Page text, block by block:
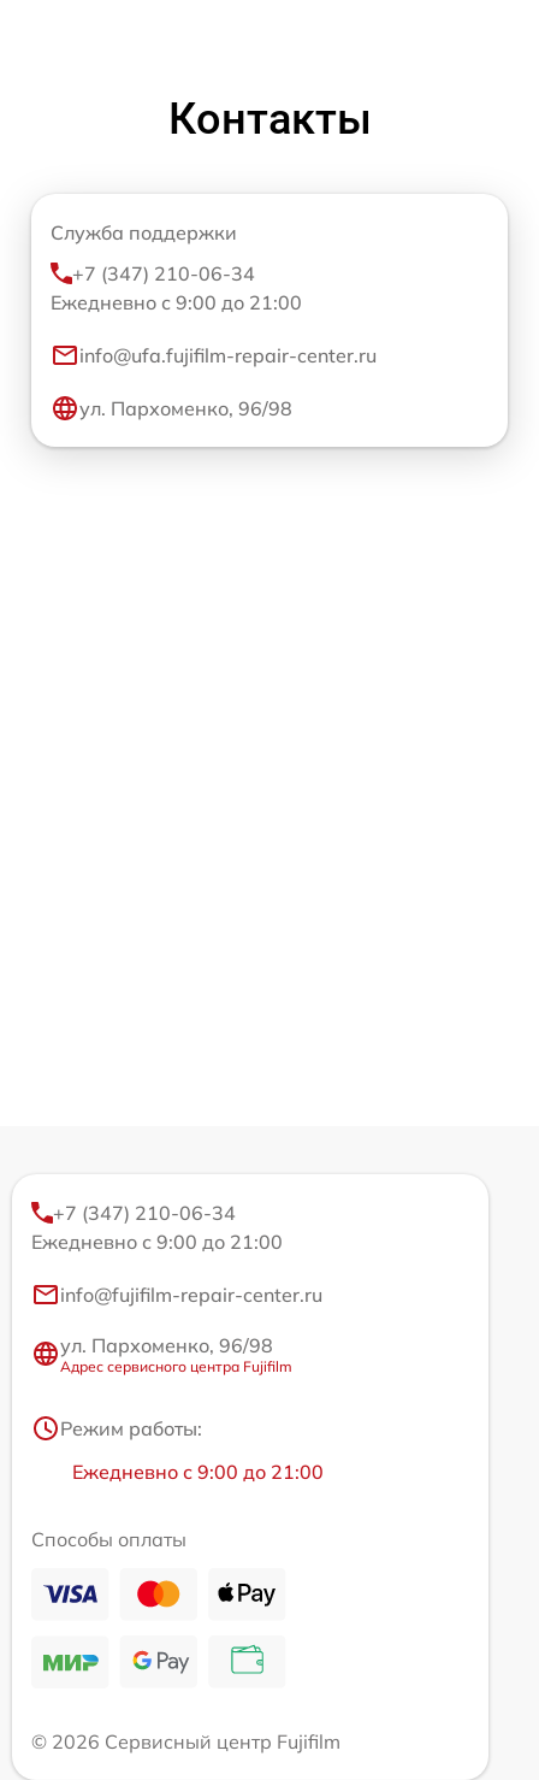
Контакты
Служба поддержки
+7 (347) 210-06-34
Ежедневно с 9:00 до 21:00
info@ufa.fujifilm-repair-center.ru
ул. Пархоменко, 96/98
+7 (347) 210-06-34
Ежедневно с 9:00 до 21:00
info@fujifilm-repair-center.ru
ул. Пархоменко, 96/98
Адрес сервисного центра Fujifilm
Режим работы:
Ежедневно с 9:00 до 21:00
Способы оплаты
© 2026 Сервисный центр Fujifilm